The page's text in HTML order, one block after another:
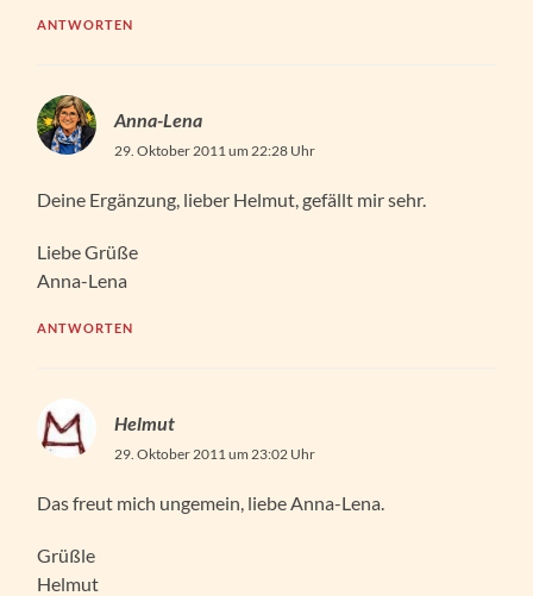
ANTWORTEN
Anna-Lena
29. Oktober 2011 um 22:28 Uhr
Deine Ergänzung, lieber Helmut, gefällt mir sehr.
Liebe Grüße
Anna-Lena
ANTWORTEN
Helmut
29. Oktober 2011 um 23:02 Uhr
Das freut mich ungemein, liebe Anna-Lena.
Grüßle
Helmut